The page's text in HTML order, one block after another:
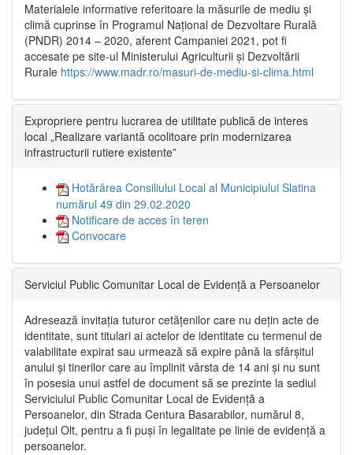
Materialele informative referitoare la măsurile de mediu și
climă cuprinse în Programul Național de Dezvoltare Rurală
(PNDR) 2014 – 2020, aferent Campaniei 2021, pot fi
accesate pe site-ul Ministerului Agriculturii și Dezvoltării
Rurale https://www.madr.ro/masuri-de-mediu-si-clima.html
Expropriere pentru lucrarea de utilitate publică de interes
local „Realizare variantă ocolitoare prin modernizarea
infrastructurii rutiere existente”
Hotărârea Consiliului Local al Municipiului Slatina
numărul 49 din 29.02.2020
Notificare de acces în teren
Convocare
Serviciul Public Comunitar Local de Evidență a Persoanelor
Adresează invitația tuturor cetățenilor care nu dețin acte de
identitate, sunt titulari ai actelor de identitate cu termenul de
valabilitate expirat sau urmează să expire până la sfârșitul
anului și tinerilor care au împlinit vârsta de 14 ani și nu sunt
în posesia unui astfel de document să se prezinte la sediul
Serviciului Public Comunitar Local de Evidență a
Persoanelor, din Strada Centura Basarabilor, numărul 8,
județul Olt, pentru a fi puși în legalitate pe linie de evidență a
persoanelor.